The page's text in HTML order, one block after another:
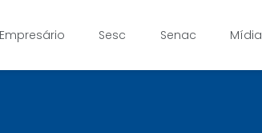
Sesc Senac Mídia